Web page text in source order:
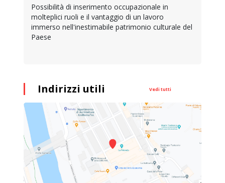
Possibilità di inserimento occupazionale in
molteplici ruoli e il vantaggio di un lavoro
immerso nell'inestimabile patrimonio culturale del
Paese
Indirizzi utili Vedi tutti